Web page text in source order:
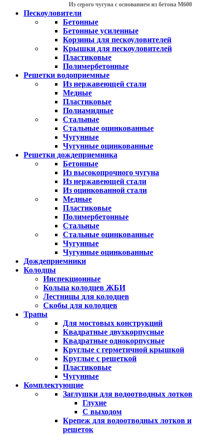
Из серого чугуна с основанием из бетона М600
Пескоуловители
Бетонные
Бетонные усиленные
Корзины для пескоуловителей
Крышки для пескоуловителей
Пластиковые
Полимербетонные
Решетки водоприемные
Из нержавеющей стали
Медные
Пластиковые
Полиамидные
Стальные
Стальные оцинкованные
Чугунные
Чугунные оцинкованные
Решетки дождеприемника
Бетонные
Из высокопрочного чугуна
Из нержавеющей стали
Из оцинкованной стали
Медные
Пластиковые
Полимербетонные
Стальные
Стальные оцинкованные
Чугунные
Чугунные оцинкованные
Дождеприемники
Колодцы
Инспекционные
Кольца колодцев ЖБИ
Лестницы для колодцев
Скобы для колодцев
Трапы
Для мостовых конструкций
Квадратные двухкорпусные
Квадратные однокорпусные
Круглые с герметичной крышкой
Круглые с решеткой
Пластиковые
Чугунные
Комплектующие
Заглушки для водоотводных лотков
Глухие
С выходом
Крепеж для водоотводных лотков и
решеток